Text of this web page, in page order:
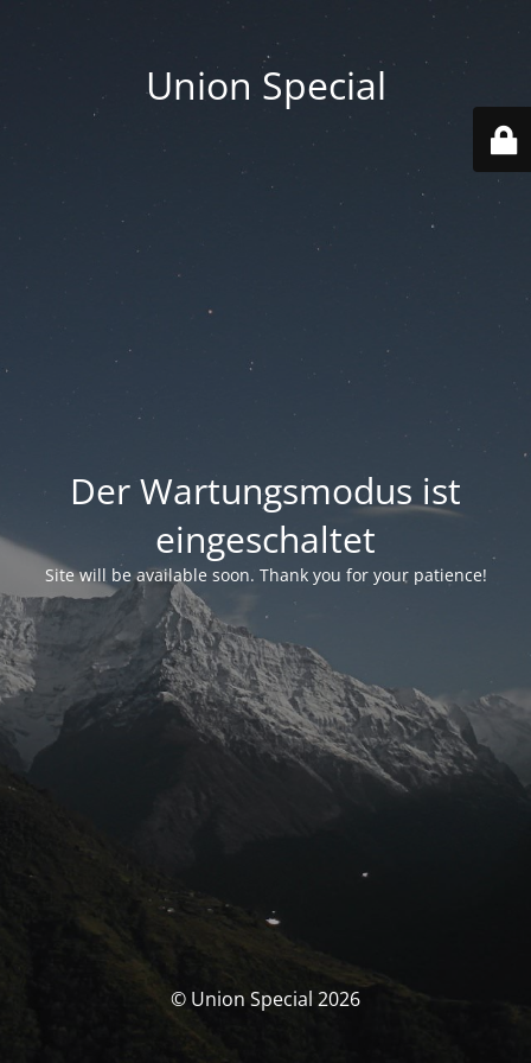
Union Special
Der Wartungsmodus ist
eingeschaltet
Site will be available soon. Thank you for your patience!
© Union Special 2026